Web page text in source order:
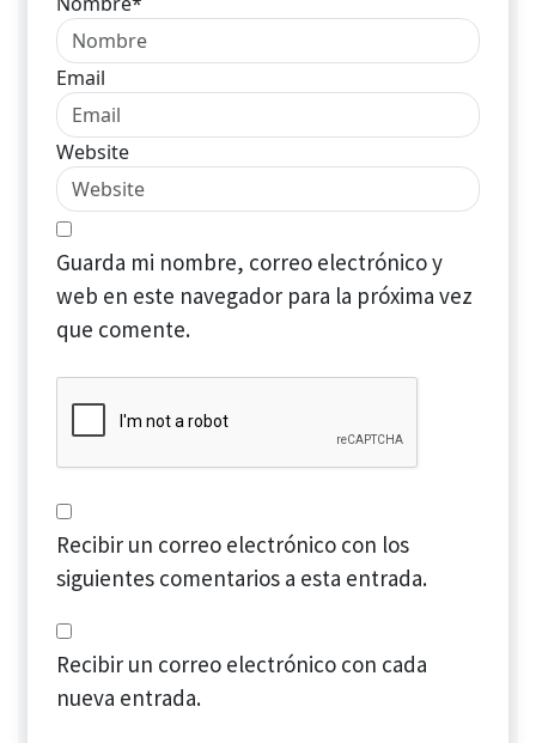
Email
Website
Guarda mi nombre, correo electrónico y
web en este navegador para la próxima vez
que comente.
Recibir un correo electrónico con los
siguientes comentarios a esta entrada.
Recibir un correo electrónico con cada
nueva entrada.